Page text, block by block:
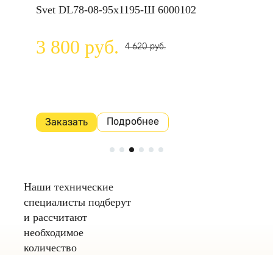
Svet DL78-08-95х1195-Ш 6000102
3 800 руб. 4 620 руб.
Заказать Подробнее
Наши технические
специалисты подберут
и рассчитают
необходимое
количество